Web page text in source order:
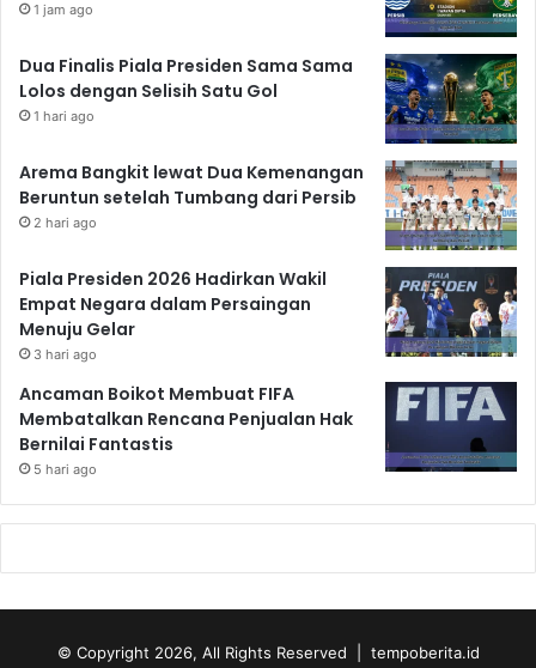
1 jam ago
Dua Finalis Piala Presiden Sama Sama
Lolos dengan Selisih Satu Gol
1 hari ago
Arema Bangkit lewat Dua Kemenangan
Beruntun setelah Tumbang dari Persib
2 hari ago
Piala Presiden 2026 Hadirkan Wakil
Empat Negara dalam Persaingan
Menuju Gelar
3 hari ago
Ancaman Boikot Membuat FIFA
Membatalkan Rencana Penjualan Hak
Bernilai Fantastis
5 hari ago
© Copyright 2026, All Rights Reserved | tempoberita.id